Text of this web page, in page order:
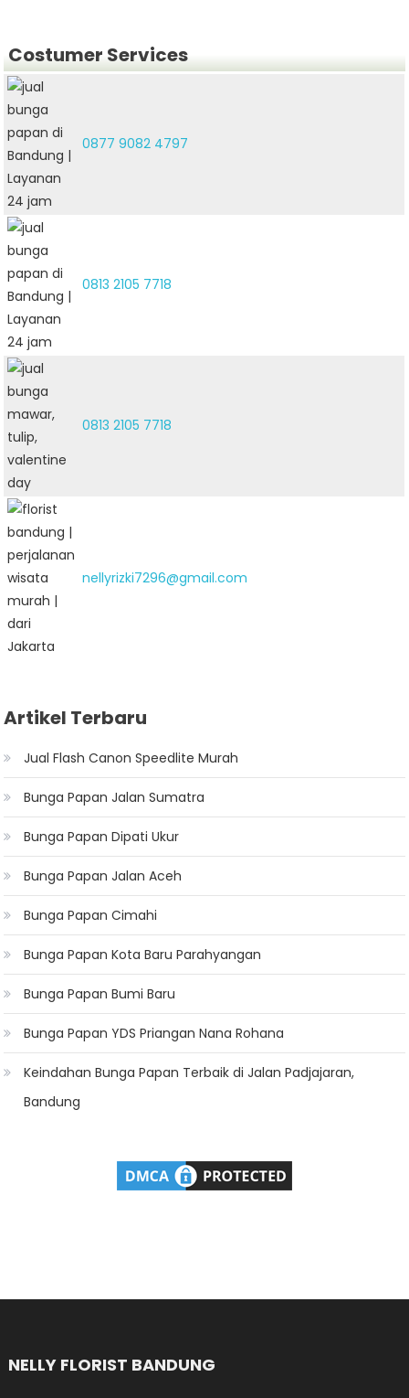
Costumer Services
0877 9082 4797
0813 2105 7718
0813 2105 7718
nellyrizki7296@gmail.com
Artikel Terbaru
Jual Flash Canon Speedlite Murah
Bunga Papan Jalan Sumatra
Bunga Papan Dipati Ukur
Bunga Papan Jalan Aceh
Bunga Papan Cimahi
Bunga Papan Kota Baru Parahyangan
Bunga Papan Bumi Baru
Bunga Papan YDS Priangan Nana Rohana
Keindahan Bunga Papan Terbaik di Jalan Padjajaran,
Bandung
NELLY FLORIST BANDUNG